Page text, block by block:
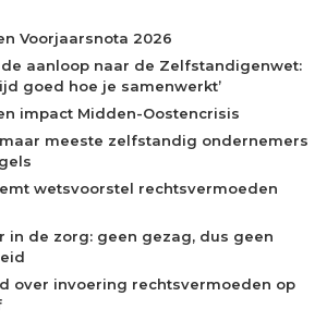
Voorjaarsnota 2026
de aanloop naar de Zelfstandigenwet:
goed hoe je samenwerkt’
impact Midden-Oostencrisis
meeste zelfstandig ondernemers
wetsvoorstel rechtsvermoeden
in de zorg: geen gezag, dus geen
over invoering rechtsvermoeden op